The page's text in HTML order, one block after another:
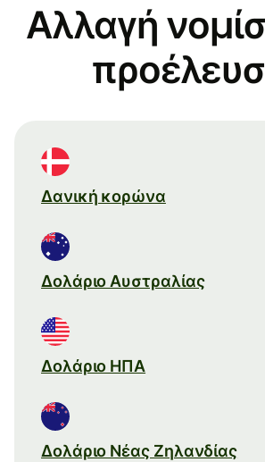
Αλλαγή
Δανική κορώνα
Δολάριο Αυστραλίας
Δολάριο ΗΠΑ
Δολάριο Νέας Ζηλανδίας